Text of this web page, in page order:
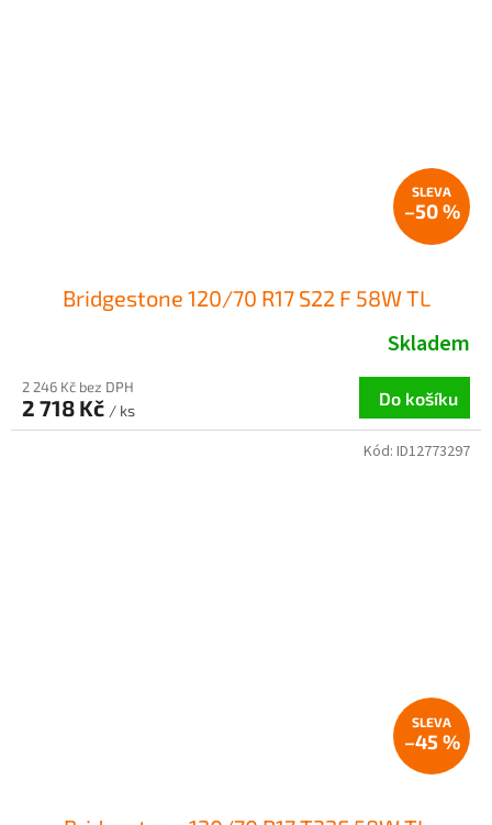
–50 %
Bridgestone 120/70 R17 S22 F 58W TL
Skladem
2 246 Kč bez DPH
2 718 Kč / ks
Do košíku
–45 %
Kód: ID12773297